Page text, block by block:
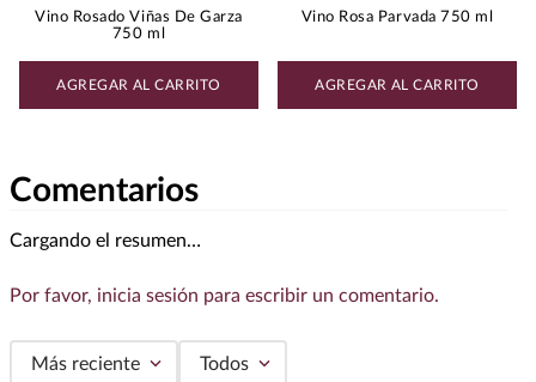
Vino Rosado Viñas De Garza
750 ml
AGREGAR AL CARRITO
Vino Rosa Parvada 750 ml
AGREGAR AL CARRITO
Comentarios
Cargando el resumen…
Por favor, inicia sesión para escribir un comentario.
Más reciente Todos